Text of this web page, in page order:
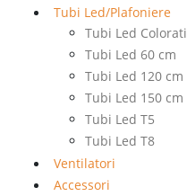
Tubi Led/Plafoniere
Tubi Led Colorati
Tubi Led 60 cm
Tubi Led 120 cm
Tubi Led 150 cm
Tubi Led T5
Tubi Led T8
Ventilatori
Accessori